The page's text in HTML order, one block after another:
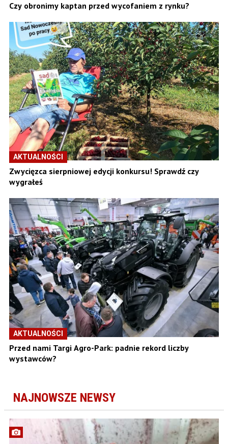
Czy obronimy kaptan przed wycofaniem z rynku?
AKTUALNOŚCI
Zwycięzca sierpniowej edycji konkursu! Sprawdź czy
wygrałeś
AKTUALNOŚCI
Przed nami Targi Agro-Park: padnie rekord liczby
wystawców?
NAJNOWSZE NEWSY